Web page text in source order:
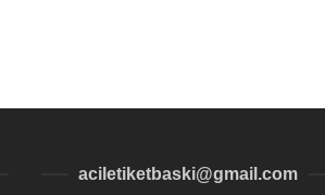
aciletiketbaski@gmail.com